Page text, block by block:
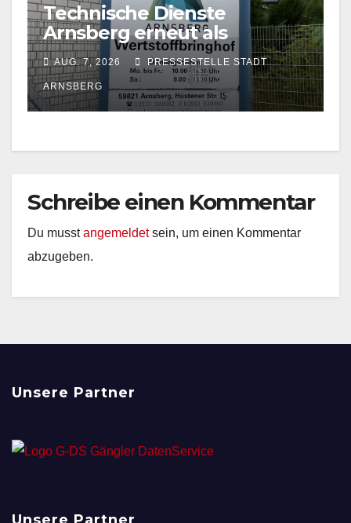
Technische Dienste
Arnsberg erneut als
Entsorgungsfachbetrieb
zertifiziert
AUG. 7, 2026 PRESSESTELLE STADT
ARNSBERG
Schreibe einen Kommentar
Du musstangemeldetsein, um einen Kommentar
abzugeben.
Unsere Partner